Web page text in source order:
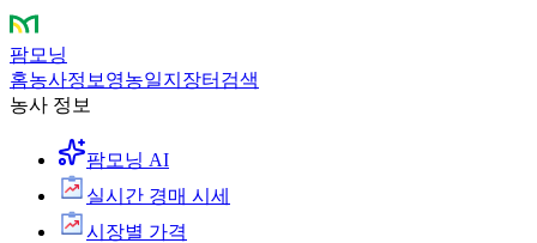
팜모닝
홈농사정보 영농일지 장터 검색
농사 정보
팜모닝 AI
실시간 경매 시세
시장별 가격